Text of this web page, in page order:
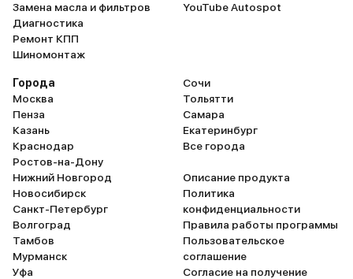
Замена масла и фильтров
Диагностика
Ремонт КПП
Шиномонтаж
YouTube Autospot
Города
Москва
Пенза
Казань
Краснодар
Ростов-на-Дону
Нижний Новгород
Новосибирск
Санкт-Петербург
Волгоград
Тамбов
Мурманск
Уфа
Сочи
Тольятти
Самара
Екатеринбург
Все города
Описание продукта
Политика
конфиденциальности
Правила работы программы
Пользовательское
соглашение
Согласие на получение